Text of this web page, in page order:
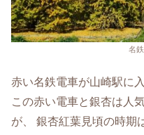
名
赤い名鉄電車が山崎駅に
この赤い電車と銀杏は人
が、 銀杏紅葉見頃の時期